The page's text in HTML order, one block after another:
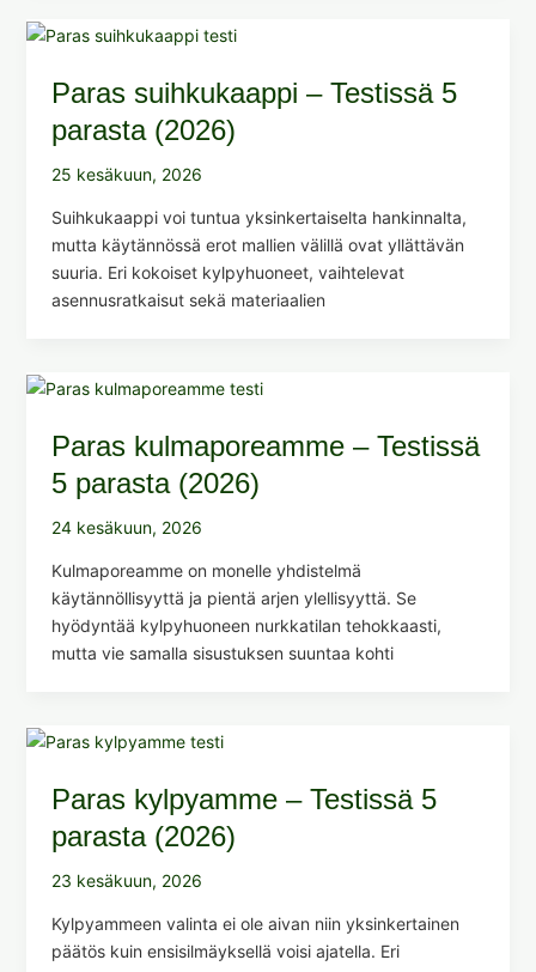
Paras suihkukaappi – Testissä 5
parasta (2026)
25 kesäkuun, 2026
Suihkukaappi voi tuntua yksinkertaiselta hankinnalta,
mutta käytännössä erot mallien välillä ovat yllättävän
suuria. Eri kokoiset kylpyhuoneet, vaihtelevat
asennusratkaisut sekä materiaalien
Paras kulmaporeamme – Testissä
5 parasta (2026)
24 kesäkuun, 2026
Kulmaporeamme on monelle yhdistelmä
käytännöllisyyttä ja pientä arjen ylellisyyttä. Se
hyödyntää kylpyhuoneen nurkkatilan tehokkaasti,
mutta vie samalla sisustuksen suuntaa kohti
Paras kylpyamme – Testissä 5
parasta (2026)
23 kesäkuun, 2026
Kylpyammeen valinta ei ole aivan niin yksinkertainen
päätös kuin ensisilmäyksellä voisi ajatella. Eri